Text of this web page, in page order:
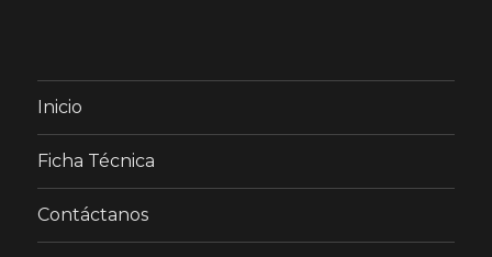
Inicio
Ficha Técnica
Contáctanos